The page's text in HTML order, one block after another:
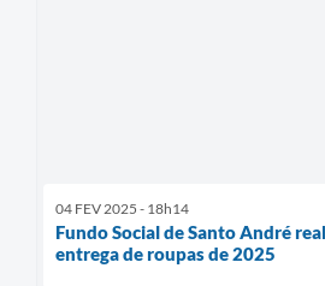
04 FEV 2025 - 18h14
Fundo Social de Santo André
entrega de roupas de 2025